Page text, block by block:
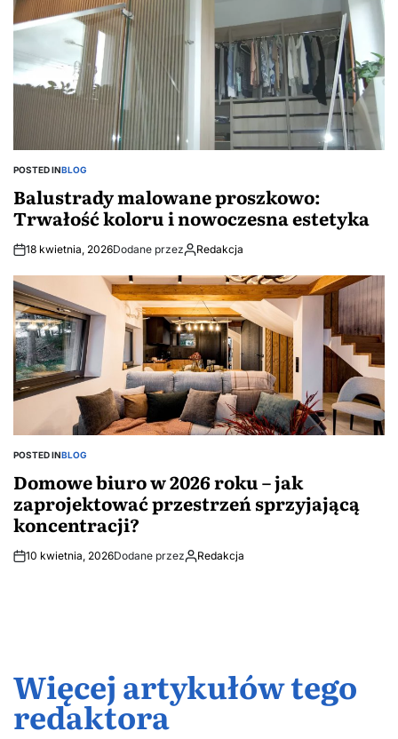
POSTED INBLOG
Balustrady malowane proszkowo:
Trwałość koloru i nowoczesna estetyka
18 kwietnia, 2026Dodane przez Redakcja
POSTED INBLOG
Domowe biuro w 2026 roku – jak
zaprojektować przestrzeń sprzyjającą
koncentracji?
10 kwietnia, 2026Dodane przez Redakcja
Więcej artykułów tego
redaktora